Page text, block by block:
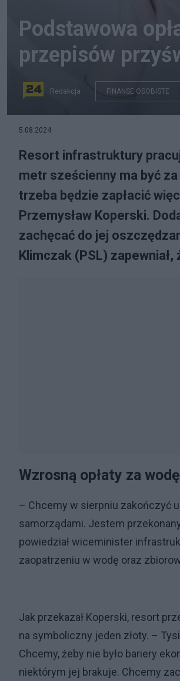
PAP/Pixabay/Canva
Podstawowa
przepisów
Redakcja FINANSE OSOBISTE
5.08.2024
Resort infrastruktury
metr sześcienny ma być
trzeba będzie zapłacić
Przemysław Koperski.
zachęcać do jej
Klimczak (PSL)
Wzrosną opłaty za
– Chcemy w sierpniu zakończyć
samorządami. Jestem
powiedział wiceminister
zaopatrzeniu w wodę oraz
Jak przekazał Koperski, resort
na symboliczny jeden złoty. –
Chcemy, żeby nie było bariery
niektórym jej brakuje. Chcemy